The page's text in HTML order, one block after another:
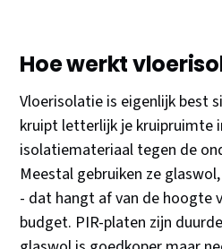
Hoe werkt
Vloerisolatie is eigenlijk best
kruipt letterlijk je kruipruimte
isolatiemateriaal tegen de
Meestal gebruiken ze
- dat hangt af van de hoogte
budget. PIR-platen zijn